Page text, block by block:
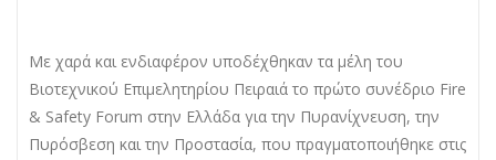
Με χαρά και ενδιαφέρον υποδέχθηκαν τα μέλη του
Βιοτεχνικού Επιμελητηρίου Πειραιά το πρώτο συνέδριο Fire
& Safety Forum στην Ελλάδα για την Πυρανίχνευση, την
Πυρόσβεση και την Προστασία, που πραγματοποιήθηκε στις